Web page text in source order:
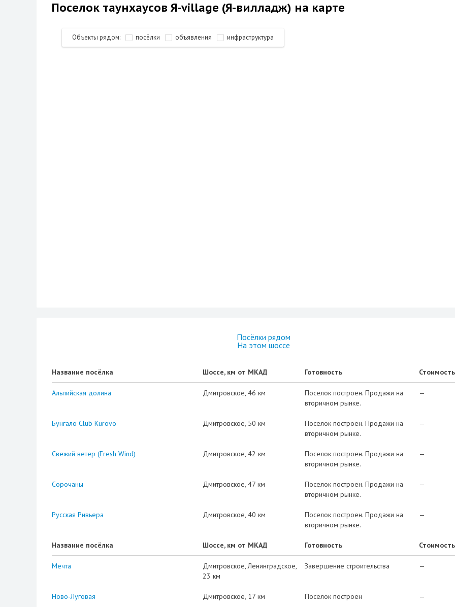
Поселок таунхаусов Я-village (Я-вилладж) на карте
Объекты рядом: посёлки объявления инфраструктура
Посёлки рядом
На этом шоссе
Название посёлка Шоссе, км от МКАД Готовность Стоимость
Альпийская долина Дмитровское 46 км
Поселок построен. Продажи на
вторичном рынке.
—
Бунгало Club Kurovo Дмитровское 50 км
Поселок построен. Продажи на
вторичном рынке.
—
Свежий ветер (Fresh Wind) Дмитровское 42 км
Поселок построен. Продажи на
вторичном рынке.
—
Сорочаны Дмитровское 47 км
Поселок построен. Продажи на
вторичном рынке.
—
Русская Ривьера Дмитровское 40 км
Поселок построен. Продажи на
вторичном рынке.
—
Название посёлка Шоссе, км от МКАД Готовность Стоимость
Мечта Дмитровское Ленинградское
23 км
Завершение строительства —
Ново-Луговая Дмитровское 17 км Поселок построен —